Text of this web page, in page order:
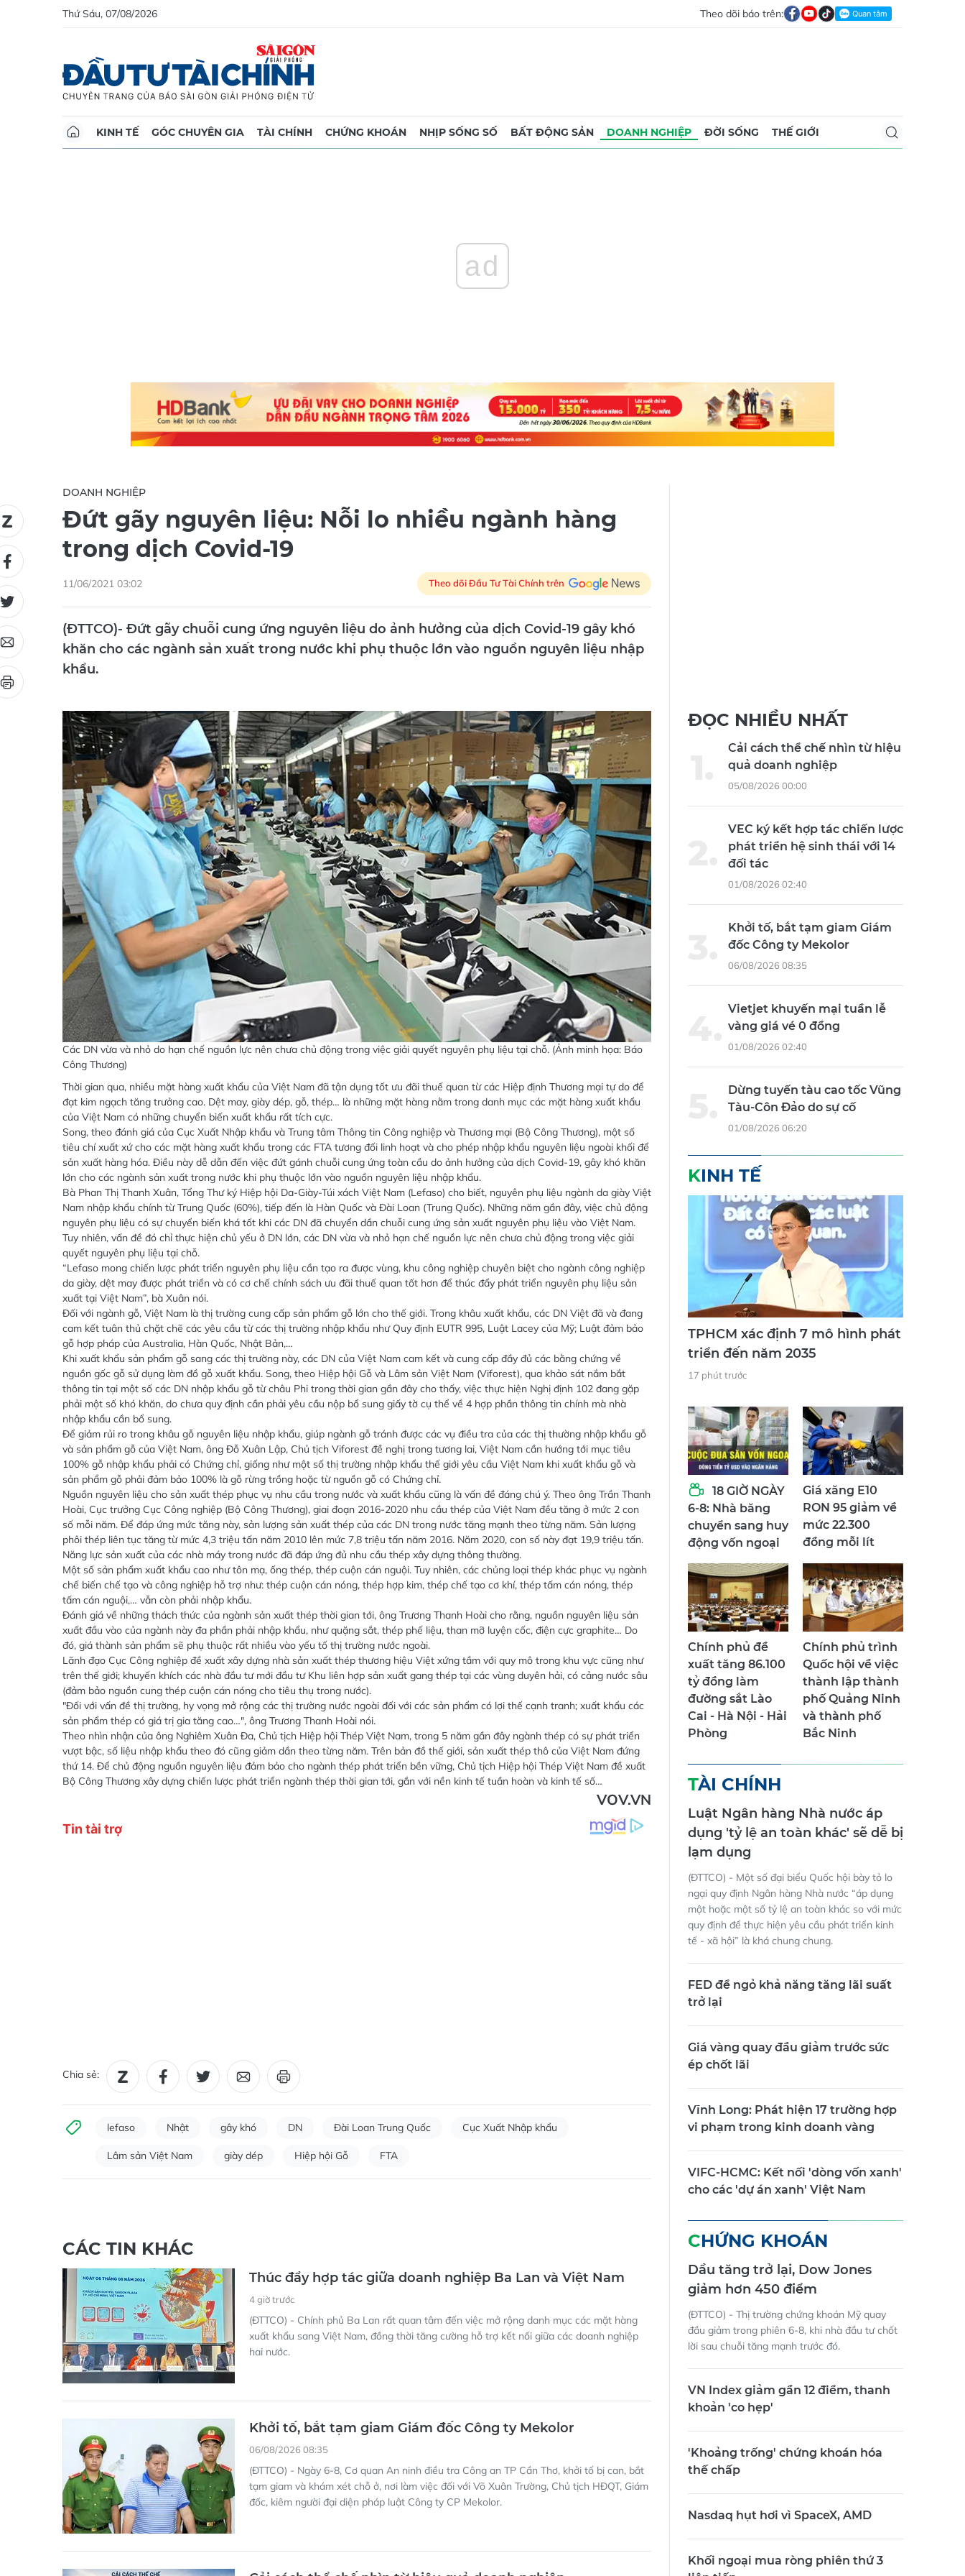
Thứ Sáu, 07/08/2026 Theo dõi báo trên:
KINH TẾ GÓC CHUYÊN GIA TÀI CHÍNH CHỨNG KHOÁN NHỊP SỐNG SỐ BẤT ĐỘNG SẢN DOANH NGHIỆP ĐỜI SỐNG THẾ GIỚI
ad
DOANH NGHIỆP
Đứt gãy nguyên liệu: Nỗi lo nhiều ngành hàng
trong dịch Covid-19
11/06/2021 03:02 Theo dõi Đầu Tư Tài Chính trên
(ĐTTCO)- Đứt gãy chuỗi cung ứng nguyên liệu do ảnh hưởng của dịch Covid-19 gây khó
khăn cho các ngành sản xuất trong nước khi phụ thuộc lớn vào nguồn nguyên liệu nhập
khẩu.
Các DN vừa và nhỏ do hạn chế nguồn lực nên chưa chủ động trong việc giải quyết nguyên phụ liệu tại chỗ. (Ảnh minh họa: Báo
Công Thương)
Thời gian qua, nhiều mặt hàng xuất khẩu của Việt Nam đã tận dụng tốt ưu đãi thuế quan từ các Hiệp định Thương mại tự do để
đạt kim ngạch tăng trưởng cao. Dệt may, giày dép, gỗ, thép… là những mặt hàng nằm trong danh mục các mặt hàng xuất khẩu
của Việt Nam có những chuyển biến xuất khẩu rất tích cực.
Song, theo đánh giá của Cục Xuất Nhập khẩu và Trung tâm Thông tin Công nghiệp và Thương mại (Bộ Công Thương), một số
tiêu chí xuất xứ cho các mặt hàng xuất khẩu trong các FTA tương đối linh hoạt và cho phép nhập khẩu nguyên liệu ngoài khối để
sản xuất hàng hóa. Điều này dễ dẫn đến việc đứt gánh chuỗi cung ứng toàn cầu do ảnh hưởng của dịch Covid-19, gây khó khăn
lớn cho các ngành sản xuất trong nước khi phụ thuộc lớn vào nguồn nguyên liệu nhập khẩu.
Bà Phan Thị Thanh Xuân, Tổng Thư ký Hiệp hội Da-Giày-Túi xách Việt Nam (Lefaso) cho biết, nguyên phụ liệu ngành da giày Việt
Nam nhập khẩu chính từ Trung Quốc (60%), tiếp đến là Hàn Quốc và Đài Loan (Trung Quốc). Những năm gần đây, việc chủ động
nguyên phụ liệu có sự chuyển biến khá tốt khi các DN đã chuyển dần chuỗi cung ứng sản xuất nguyên phụ liệu vào Việt Nam.
Tuy nhiên, vấn đề đó chỉ thực hiện chủ yếu ở DN lớn, các DN vừa và nhỏ hạn chế nguồn lực nên chưa chủ động trong việc giải
quyết nguyên phụ liệu tại chỗ.
“Lefaso mong chiến lược phát triển nguyên phụ liệu cần tạo ra được vùng, khu công nghiệp chuyên biệt cho ngành công nghiệp
da giày, dệt may được phát triển và có cơ chế chính sách ưu đãi thuế quan tốt hơn để thúc đẩy phát triển nguyên phụ liệu sản
xuất tại Việt Nam”, bà Xuân nói.
Đối với ngành gỗ, Việt Nam là thị trường cung cấp sản phẩm gỗ lớn cho thế giới. Trong khâu xuất khẩu, các DN Việt đã và đang
cam kết tuân thủ chặt chẽ các yêu cầu từ các thị trường nhập khẩu như Quy định EUTR 995, Luật Lacey của Mỹ; Luật đảm bảo
gỗ hợp pháp của Australia, Hàn Quốc, Nhật Bản,…
Khi xuất khẩu sản phẩm gỗ sang các thị trường này, các DN của Việt Nam cam kết và cung cấp đầy đủ các bằng chứng về
nguồn gốc gỗ sử dụng làm đồ gỗ xuất khẩu. Song, theo Hiệp hội Gỗ và Lâm sản Việt Nam (Viforest), qua khảo sát nắm bắt
thông tin tại một số các DN nhập khẩu gỗ từ châu Phi trong thời gian gần đây cho thấy, việc thực hiện Nghị định 102 đang gặp
phải một số khó khăn, do chưa quy định cần phải yêu cầu nộp bổ sung giấy tờ cụ thể về 4 hợp phần thông tin chính mà nhà
nhập khẩu cần bổ sung.
Để giảm rủi ro trong khâu gỗ nguyên liệu nhập khẩu, giúp ngành gỗ tránh được các vụ điều tra của các thị thường nhập khẩu gỗ
và sản phẩm gỗ của Việt Nam, ông Đỗ Xuân Lập, Chủ tịch Viforest đề nghị trong tương lai, Việt Nam cần hướng tới mục tiêu
100% gỗ nhập khẩu phải có Chứng chỉ, giống như một số thị trường nhập khẩu thế giới yêu cầu Việt Nam khi xuất khẩu gỗ và
sản phẩm gỗ phải đảm bảo 100% là gỗ rừng trồng hoặc từ nguồn gỗ có Chứng chỉ.
Nguồn nguyên liệu cho sản xuất thép phục vụ nhu cầu trong nước và xuất khẩu cũng là vấn đề đáng chú ý. Theo ông Trần Thanh
Hoài, Cục trưởng Cục Công nghiệp (Bộ Công Thương), giai đoạn 2016-2020 nhu cầu thép của Việt Nam đều tăng ở mức 2 con
số mỗi năm. Để đáp ứng mức tăng này, sản lượng sản xuất thép của các DN trong nước tăng mạnh theo từng năm. Sản lượng
phôi thép liên tục tăng từ mức 4,3 triệu tấn năm 2010 lên mức 7,8 triệu tấn năm 2016. Năm 2020, con số này đạt 19,9 triệu tấn.
Năng lực sản xuất của các nhà máy trong nước đã đáp ứng đủ nhu cầu thép xây dựng thông thường.
Một số sản phẩm xuất khẩu cao như tôn mạ, ống thép, thép cuộn cán nguội. Tuy nhiên, các chủng loại thép khác phục vụ ngành
chế biến chế tạo và công nghiệp hỗ trợ như: thép cuộn cán nóng, thép hợp kim, thép chế tạo cơ khí, thép tấm cán nóng, thép
tấm cán nguội,… vẫn còn phải nhập khẩu.
Đánh giá về những thách thức của ngành sản xuất thép thời gian tới, ông Trương Thanh Hoài cho rằng, nguồn nguyên liệu sản
xuất đầu vào của ngành này đa phần phải nhập khẩu, như quặng sắt, thép phế liệu, than mỡ luyện cốc, điện cực graphite… Do
đó, giá thành sản phẩm sẽ phụ thuộc rất nhiều vào yếu tố thị trường nước ngoài.
Lãnh đạo Cục Công nghiệp đề xuất xây dựng nhà sản xuất thép thương hiệu Việt xứng tầm với quy mô trong khu vực cũng như
trên thế giới; khuyến khích các nhà đầu tư mới đầu tư Khu liên hợp sản xuất gang thép tại các vùng duyên hải, có cảng nước sâu
(đảm bảo nguồn cung thép cuộn cán nóng cho tiêu thụ trong nước).
"Đối với vấn đề thị trường, hy vọng mở rộng các thị trường nước ngoài đối với các sản phẩm có lợi thế cạnh tranh; xuất khẩu các
sản phẩm thép có giá trị gia tăng cao…", ông Trương Thanh Hoài nói.
Theo nhìn nhận của ông Nghiêm Xuân Đa, Chủ tịch Hiệp hội Thép Việt Nam, trong 5 năm gần đây ngành thép có sự phát triển
vượt bậc, số liệu nhập khẩu theo đó cũng giảm dần theo từng năm. Trên bản đồ thế giới, sản xuất thép thô của Việt Nam đứng
thứ 14. Để chủ động nguồn nguyên liệu đảm bảo cho ngành thép phát triển bền vững, Chủ tịch Hiệp hội Thép Việt Nam đề xuất
Bộ Công Thương xây dựng chiến lược phát triển ngành thép thời gian tới, gắn với nền kinh tế tuần hoàn và kinh tế số…
VOV.VN
Chia sẻ:
lefaso Nhật gây khó DN Đài Loan Trung Quốc Cục Xuất Nhập khẩu
Lâm sản Việt Nam giày dép Hiệp hội Gỗ FTA
CÁC TIN KHÁC
Thúc đẩy hợp tác giữa doanh nghiệp Ba Lan và Việt Nam
4 giờ trước
(ĐTTCO) - Chính phủ Ba Lan rất quan tâm đến việc mở rộng danh mục các mặt hàng
xuất khẩu sang Việt Nam, đồng thời tăng cường hỗ trợ kết nối giữa các doanh nghiệp
hai nước.
Khởi tố, bắt tạm giam Giám đốc Công ty Mekolor
06/08/2026 08:35
(ĐTTCO) - Ngày 6-8, Cơ quan An ninh điều tra Công an TP Cần Thơ, khởi tố bị can, bắt
tạm giam và khám xét chỗ ở, nơi làm việc đối với Võ Xuân Trường, Chủ tịch HĐQT, Giám
đốc, kiêm người đại diện pháp luật Công ty CP Mekolor.
ĐỌC NHIỀU NHẤT
Cải cách thể chế nhìn từ hiệu
quả doanh nghiệp
05/08/2026 00:00
VEC ký kết hợp tác chiến lược
phát triển hệ sinh thái với 14
đối tác
01/08/2026 02:40
Khởi tố, bắt tạm giam Giám
đốc Công ty Mekolor
06/08/2026 08:35
Vietjet khuyến mại tuần lễ
vàng giá vé 0 đồng
01/08/2026 02:40
Dừng tuyến tàu cao tốc Vũng
Tàu-Côn Đảo do sự cố
01/08/2026 06:20
KINH TẾ
TPHCM xác định 7 mô hình phát
triển đến năm 2035
17 phút trước
18 GIỜ NGÀY
6-8: Nhà băng
chuyển sang huy
động vốn ngoại
Giá xăng E10
RON 95 giảm về
mức 22.300
đồng mỗi lít
Chính phủ đề
xuất tăng 86.100
tỷ đồng làm
đường sắt Lào
Cai - Hà Nội - Hải
Phòng
Chính phủ trình
Quốc hội về việc
thành lập thành
phố Quảng Ninh
và thành phố
Bắc Ninh
TÀI CHÍNH
Luật Ngân hàng Nhà nước áp
dụng 'tỷ lệ an toàn khác' sẽ dễ bị
lạm dụng
(ĐTTCO) - Một số đại biểu Quốc hội bày tỏ lo
ngại quy định Ngân hàng Nhà nước “áp dụng
một hoặc một số tỷ lệ an toàn khác so với mức
quy định để thực hiện yêu cầu phát triển kinh
tế - xã hội” là khá chung chung.
FED để ngỏ khả năng tăng lãi suất
trở lại
Giá vàng quay đầu giảm trước sức
ép chốt lãi
Vĩnh Long: Phát hiện 17 trường hợp
vi phạm trong kinh doanh vàng
VIFC-HCMC: Kết nối 'dòng vốn xanh'
cho các 'dự án xanh' Việt Nam
CHỨNG KHOÁN
Dầu tăng trở lại, Dow Jones
giảm hơn 450 điểm
(ĐTTCO) - Thị trường chứng khoán Mỹ quay
đầu giảm trong phiên 6-8, khi nhà đầu tư chốt
lời sau chuỗi tăng mạnh trước đó.
VN Index giảm gần 12 điểm, thanh
khoản 'co hẹp'
'Khoảng trống' chứng khoán hóa
thế chấp
Nasdaq hụt hơi vì SpaceX, AMD
Khối ngoại mua ròng phiên thứ 3